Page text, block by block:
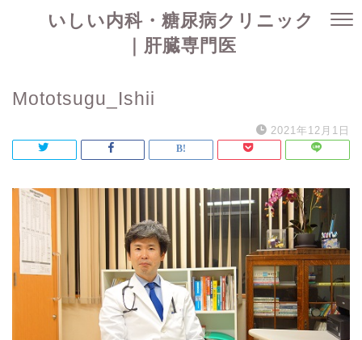
いしい内科・糖尿病クリニック
｜肝臓専門医
Mototsugu_Ishii
2021年12月1日